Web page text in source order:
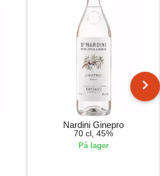
Nardini Ginepro
70 cl, 45%
På lager